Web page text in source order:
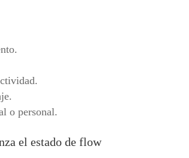
o personal.
el estado de flow